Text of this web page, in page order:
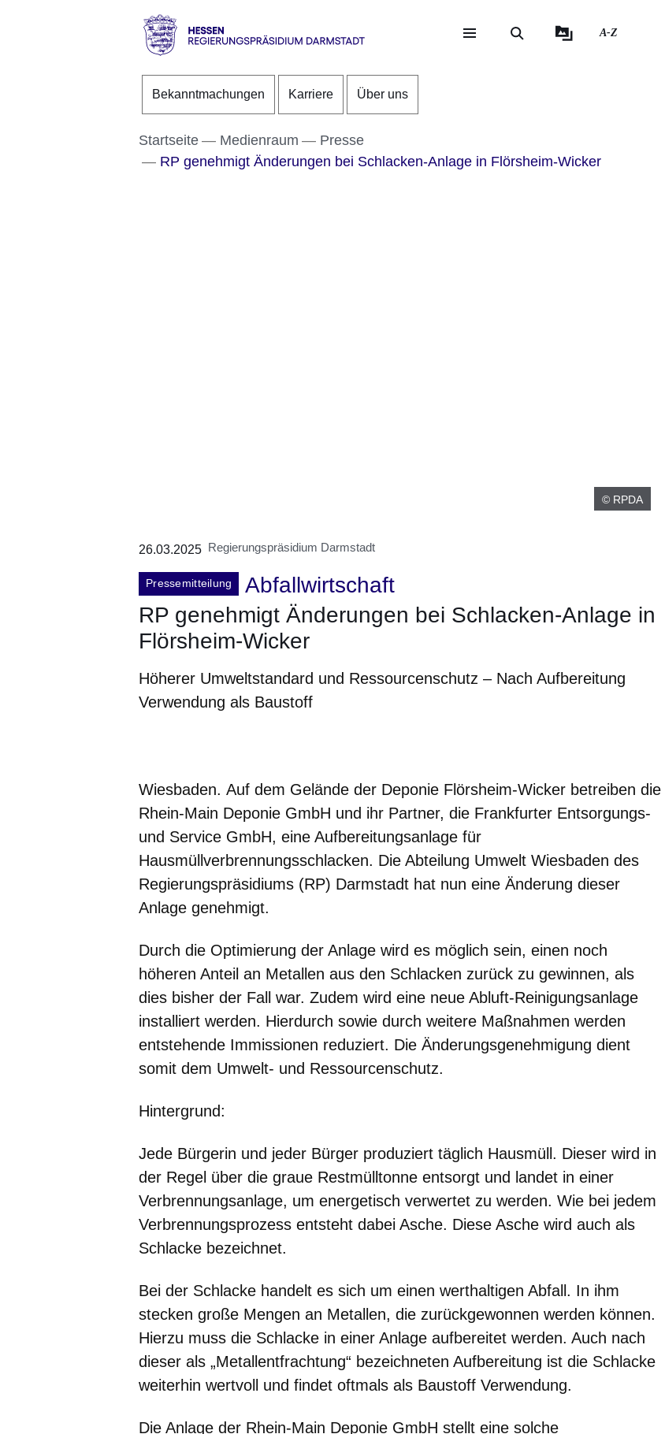
Direkt zum Kopf der Seite
Direkt zum Inhalt
Direkt zum Fuß der Seite
RP
A-Z
Bekanntmachungen Karriere Über uns
Startseite Medienraum
Presse
RP genehmigt Änderungen bei Schlacken-Anlage in Flörsheim-Wicker
© RPDA
26.03.2025 Regierungspräsidium Darmstadt
Pressemitteilung
Abfallwirtschaft
RP genehmigt Änderungen bei Schlacken-Anlage in
Flörsheim-Wicker
Höherer Umweltstandard und Ressourcenschutz – Nach Aufbereitung
Verwendung als Baustoff
Wiesbaden. Auf dem Gelände der Deponie Flörsheim-Wicker betreiben die
Rhein-Main Deponie GmbH und ihr Partner, die Frankfurter Entsorgungs-
und Service GmbH, eine Aufbereitungsanlage für
Hausmüllverbrennungsschlacken. Die Abteilung Umwelt Wiesbaden des
Regierungspräsidiums (RP) Darmstadt hat nun eine Änderung dieser
Anlage genehmigt.
Durch die Optimierung der Anlage wird es möglich sein, einen noch
höheren Anteil an Metallen aus den Schlacken zurück zu gewinnen, als
dies bisher der Fall war. Zudem wird eine neue Abluft-Reinigungsanlage
installiert werden. Hierdurch sowie durch weitere Maßnahmen werden
entstehende Immissionen reduziert. Die Änderungsgenehmigung dient
somit dem Umwelt- und Ressourcenschutz.
Hintergrund:
Jede Bürgerin und jeder Bürger produziert täglich Hausmüll. Dieser wird in
der Regel über die graue Restmülltonne entsorgt und landet in einer
Verbrennungsanlage, um energetisch verwertet zu werden. Wie bei jedem
Verbrennungsprozess entsteht dabei Asche. Diese Asche wird auch als
Schlacke bezeichnet.
Bei der Schlacke handelt es sich um einen werthaltigen Abfall. In ihm
stecken große Mengen an Metallen, die zurückgewonnen werden können.
Hierzu muss die Schlacke in einer Anlage aufbereitet werden. Auch nach
dieser als „Metallentfrachtung“ bezeichneten Aufbereitung ist die Schlacke
weiterhin wertvoll und findet oftmals als Baustoff Verwendung.
Die Anlage der Rhein-Main Deponie GmbH stellt eine solche